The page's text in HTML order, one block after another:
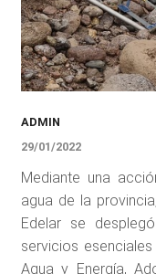
ADMIN
29/01/2022
Mediante una
agua de la
Edelar se
servicios
Agua y Energía,